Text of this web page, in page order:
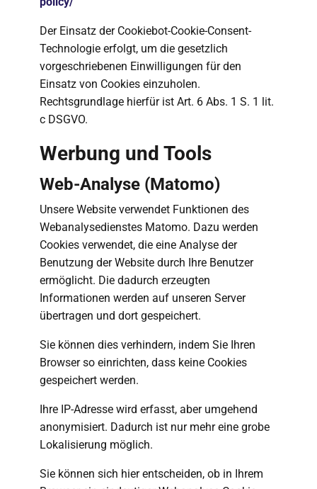
Der Einsatz der Cookiebot-Cookie-Consent-
Technologie erfolgt, um die gesetzlich
vorgeschriebenen Einwilligungen für den
Einsatz von Cookies einzuholen.
Rechtsgrundlage hierfür ist Art. 6 Abs. 1 S. 1 lit.
c DSGVO.
Werbung und Tools
Web-Analyse (Matomo)
Unsere Website verwendet Funktionen des
Webanalysedienstes Matomo. Dazu werden
Cookies verwendet, die eine Analyse der
Benutzung der Website durch Ihre Benutzer
ermöglicht. Die dadurch erzeugten
Informationen werden auf unseren Server
übertragen und dort gespeichert.
Sie können dies verhindern, indem Sie Ihren
Browser so einrichten, dass keine Cookies
gespeichert werden.
Ihre IP-Adresse wird erfasst, aber umgehend
anonymisiert. Dadurch ist nur mehr eine grobe
Lokalisierung möglich.
Sie können sich hier entscheiden, ob in Ihrem